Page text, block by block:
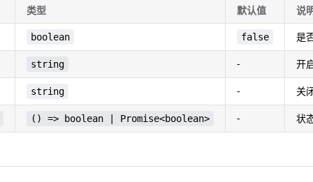
类型 默认值 说
boolean false 是
string - 开
string - 关
() => boolean | Promise<boolean> - 状